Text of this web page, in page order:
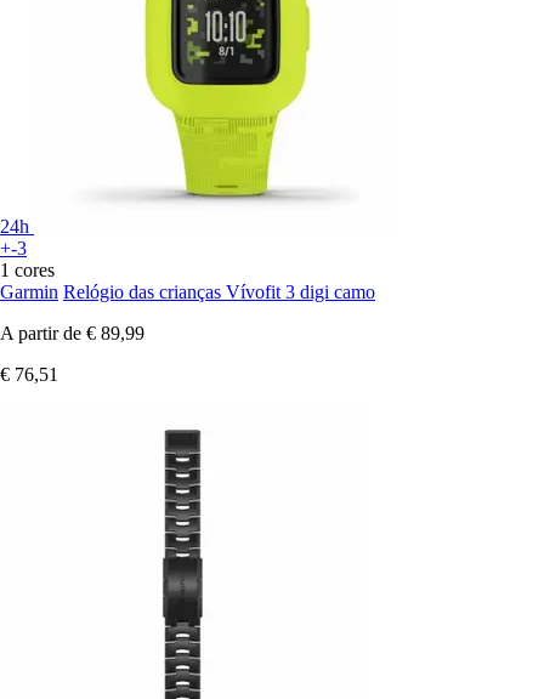
24h
+-3
1 cores
Garmin Relógio das crianças Vívofit 3 digi camo
A partir de € 89,99
€ 76,51